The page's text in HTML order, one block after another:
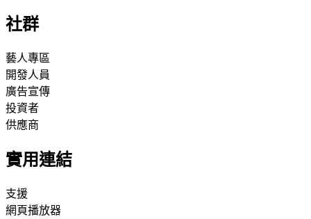
社群
藝人專區
開發人員
廣告宣傳
投資者
供應商
實用連結
支援
網頁播放器